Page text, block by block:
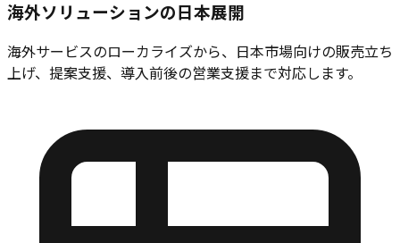
海外ソリューションの日本展開
海外サービスのローカライズから、日本市場向けの販売立ち
上げ、提案支援、導入前後の営業支援まで対応します。